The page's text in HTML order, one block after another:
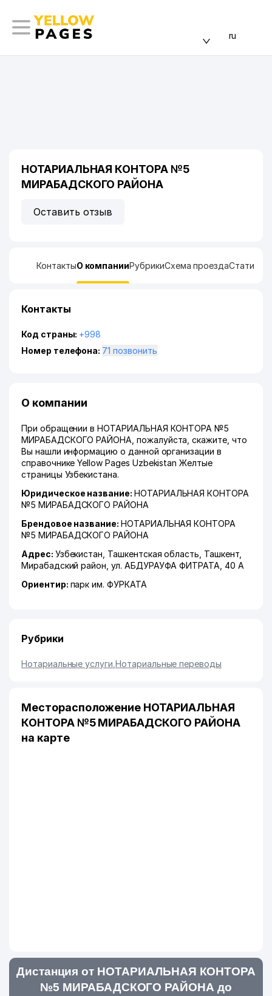
ru
НОТАРИАЛЬНАЯ КОНТОРА №5
МИРАБАДСКОГО РАЙОНА
Оставить отзыв
КонтактыО компанииРубрикиСхема проезда
Контакты
Код страны: +998
Номер телефона:
71 позвонить
О компании
При обращении в НОТАРИАЛЬНАЯ КОНТОРА №5
МИРАБАДСКОГО РАЙОНА, пожалуйста, скажите, что
Вы нашли информацию о данной организации в
справочнике Yellow Pages Uzbekistan Желтые
страницы Узбекистана.
Юридическое название: НОТАРИАЛЬНАЯ КОНТОРА
№5 МИРАБАДСКОГО РАЙОНА
Брендовое название: НОТАРИАЛЬНАЯ КОНТОРА
№5 МИРАБАДСКОГО РАЙОНА
Адрес: Узбекистан, Ташкентская область Ташкент,
Мирабадский район ,ул. АБДУРАУФА ФИТРАТА , 40 А
Ориентир: парк им. ФУРКАТА
Рубрики
Нотариальные услуги ,Нотариальные переводы
Месторасположение НОТАРИАЛЬНАЯ
КОНТОРА №5 МИРАБАДСКОГО РАЙОНА
на карте
Дистанция от НОТАРИАЛЬНАЯ КОНТОРА
№5 МИРАБАДСКОГО РАЙОНА до